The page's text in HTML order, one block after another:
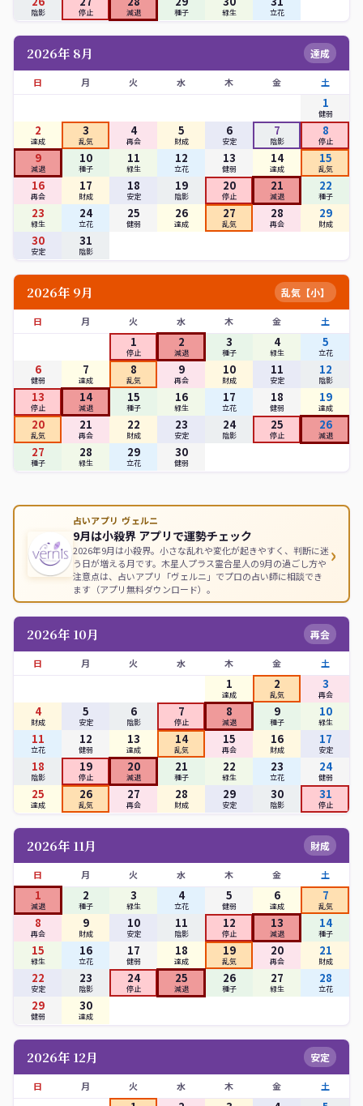
陰影 停止 減退 種子 緑生 立花
2026年 8月 達成
日 月 火 水 木 金 土
1
健弱
2
達成
3
乱気
4
再会
5
財成
6
安定
7
陰影
8
停止
9
減退
10
種子
11
緑生
12
立花
13
健弱
14
達成
15
乱気
16
再会
17
財成
18
安定
19
陰影
20
停止
21
減退
22
種子
23
緑生
24
立花
25
健弱
26
達成
27
乱気
28
再会
29
財成
30
安定
31
陰影
2026年 9月 乱気【小】
日 月 火 水 木 金 土
1
停止
2
減退
3
種子
4
緑生
5
立花
6
健弱
7
達成
8
乱気
9
再会
10
財成
11
安定
12
陰影
13
停止
14
減退
15
種子
16
緑生
17
立花
18
健弱
19
達成
20
乱気
21
再会
22
財成
23
安定
24
陰影
25
停止
26
減退
27
種子
28
緑生
29
立花
30
健弱
占いアプリ ヴェルニ
9月は小殺界 アプリで運勢チェック
2026年9月は小殺界。小さな乱れや変化が起きやすく、判断に迷
う日が増える月です。木星人プラス霊合星人の9月の過ごし方や
注意点は、占いアプリ「ヴェルニ」でプロの占い師に相談でき
ます（アプリ無料ダウンロード）。
›
2026年 10月 再会
日 月 火 水 木 金 土
1
達成
2
乱気
3
再会
4
財成
5
安定
6
陰影
7
停止
8
減退
9
種子
10
緑生
11
立花
12
健弱
13
達成
14
乱気
15
再会
16
財成
17
安定
18
陰影
19
停止
20
減退
21
種子
22
緑生
23
立花
24
健弱
25
達成
26
乱気
27
再会
28
財成
29
安定
30
陰影
31
停止
2026年 11月 財成
日 月 火 水 木 金 土
1
減退
2
種子
3
緑生
4
立花
5
健弱
6
達成
7
乱気
8
再会
9
財成
10
安定
11
陰影
12
停止
13
減退
14
種子
15
緑生
16
立花
17
健弱
18
達成
19
乱気
20
再会
21
財成
22
安定
23
陰影
24
停止
25
減退
26
種子
27
緑生
28
立花
29
健弱
30
達成
2026年 12月 安定
日 月 火 水 木 金 土